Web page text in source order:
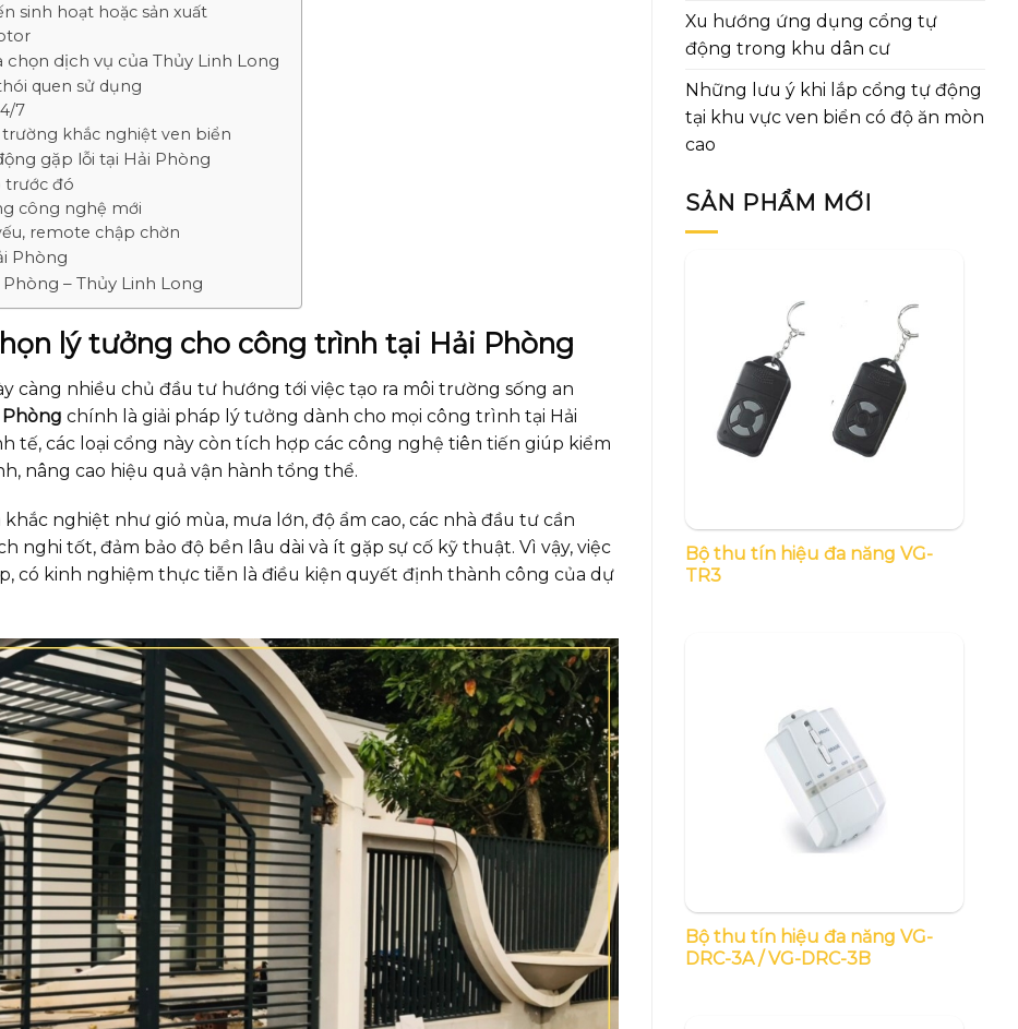
sinh hoạt hoặc sản xuất
dịch vụ của Thủy Linh Long
quen sử dụng
7
khắc nghiệt ven biển
gặp lỗi tại Hải Phòng
trước đó
công nghệ mới
remote chập chờn
Phòng
– Thủy Linh Long
lý tưởng cho công trình tại Hải Phòng
càng nhiều chủ đầu tư hướng tới việc tạo ra môi trường sống an
Phòng chính là giải pháp lý tưởng dành cho mọi công trình tại Hải
tế, các loại cổng này còn tích hợp các công nghệ tiên tiến giúp kiểm
nâng cao hiệu quả vận hành tổng thể.
nghiệt như gió mùa, mưa lớn, độ ẩm cao, các nhà đầu tư cần
nghi tốt, đảm bảo độ bền lâu dài và ít gặp sự cố kỹ thuật. Vì vậy, việc
có kinh nghiệm thực tiễn là điều kiện quyết định thành công của dự
Xu hướng ứng dụng cổng tự
động trong khu dân cư
Những lưu ý khi lắp cổng tự động
tại khu vực ven biển có độ ăn mòn
cao
SẢN PHẨM MỚI
Bộ thu tín hiệu đa năng VG-
TR3
Bộ thu tín hiệu đa năng VG-
DRC-3A / VG-DRC-3B